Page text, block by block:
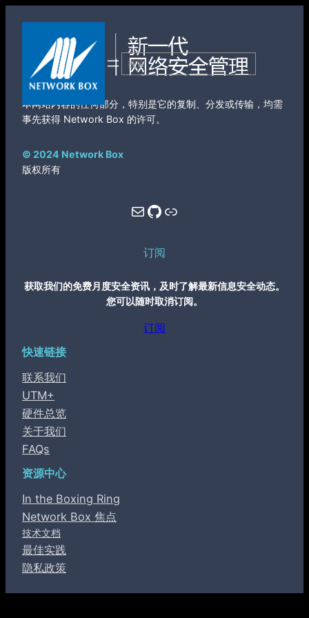
搜
索
本网站内容的任何部分，特别是它的复制、分发或传输，均需
事先获得 Network Box 的许可。
© 2024 Network Box
版权所有
Mail GitHub Link
订阅
获取我们的免费月度安全资讯，及时了解最新信息安全动态。
您可以随时取消订阅。
订阅
快速链接
联系我们
UTM+
硬件总览
关于我们
FAQs
资源中心
In the Boxing Ring
Network Box 焦点
技术文档
最佳实践
隐私政策